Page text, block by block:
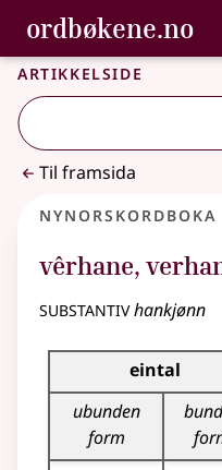
Gå til
Tilgjenge
ordbøkene.no,
Bokmålsordboka og
Artikkelside
Til framsida
Nynorskordboka
vêrhane,
substantivhankjønn
Bøyningstabell for
eintal
ubunden
form